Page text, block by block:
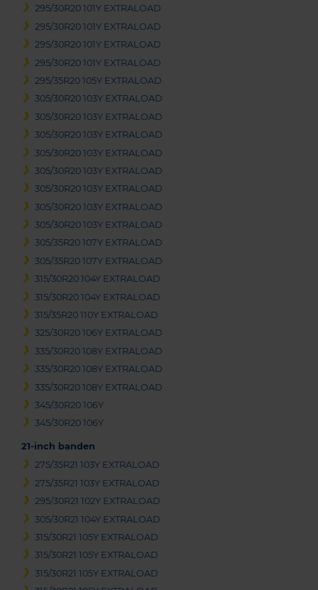
295/30R20 101Y EXTRALOAD
295/30R20 101Y EXTRALOAD
295/30R20 101Y EXTRALOAD
295/30R20 101Y EXTRALOAD
295/35R20 105Y EXTRALOAD
305/30R20 103Y EXTRALOAD
305/30R20 103Y EXTRALOAD
305/30R20 103Y EXTRALOAD
305/30R20 103Y EXTRALOAD
305/30R20 103Y EXTRALOAD
305/30R20 103Y EXTRALOAD
305/30R20 103Y EXTRALOAD
305/30R20 103Y EXTRALOAD
305/35R20 107Y EXTRALOAD
305/35R20 107Y EXTRALOAD
315/30R20 104Y EXTRALOAD
315/30R20 104Y EXTRALOAD
315/35R20 110Y EXTRALOAD
325/30R20 106Y EXTRALOAD
335/30R20 108Y EXTRALOAD
335/30R20 108Y EXTRALOAD
335/30R20 108Y EXTRALOAD
345/30R20 106Y
345/30R20 106Y
21-inch banden
275/35R21 103Y EXTRALOAD
275/35R21 103Y EXTRALOAD
295/30R21 102Y EXTRALOAD
305/30R21 104Y EXTRALOAD
315/30R21 105Y EXTRALOAD
315/30R21 105Y EXTRALOAD
315/30R21 105Y EXTRALOAD